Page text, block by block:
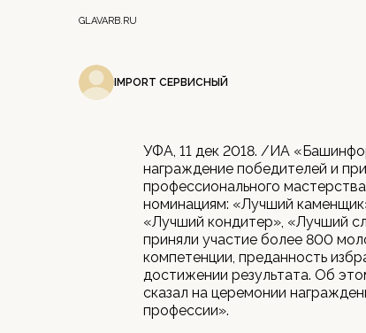
GLAVARB.RU
IMPORT СЕРВИСНЫЙ
УФА, 11 дек 2018. /ИА
награждение победителей и
профессионального
номинациям: «Лучший
«Лучший кондитер», «Лучший
приняли участие более 800
компетенции, преданность
достижении результата. Об
сказал на церемонии
профессии».